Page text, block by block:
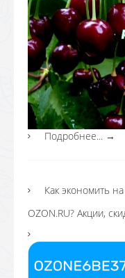
Подробнее... →
Как экономить
OZON.RU? Акции,